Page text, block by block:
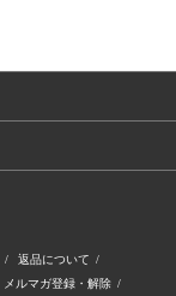
/ 返品について /
メルマガ登録・解除 /